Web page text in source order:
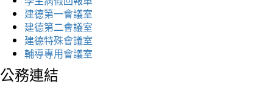
建德第一會議室
建德第二會議室
建德特殊會議室
輔導專用會議室
公務連結